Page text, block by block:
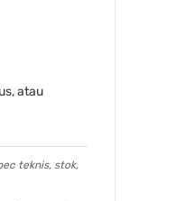
atau
teknis, stok,